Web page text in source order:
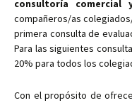
consultoría comercial
compañeros/as
primera consulta de
Para las siguientes
20% para todos los
Con el propósito de